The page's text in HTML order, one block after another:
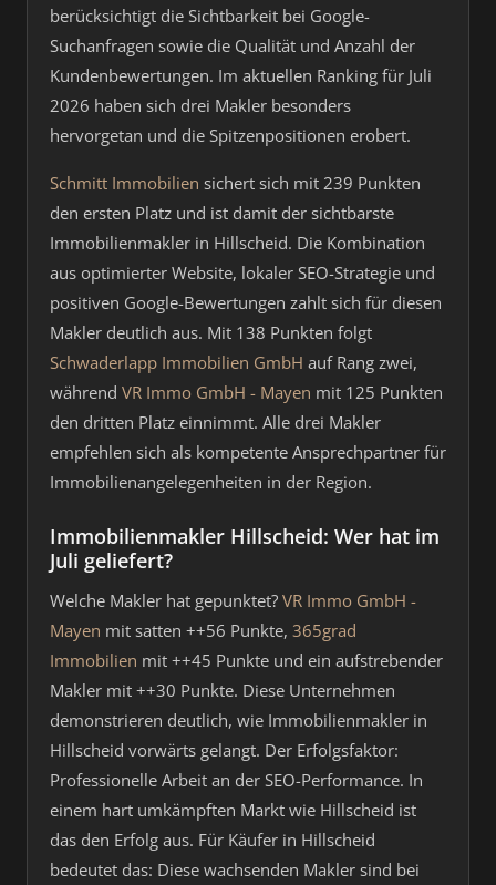
berücksichtigt die Sichtbarkeit bei Google-
Suchanfragen sowie die Qualität und Anzahl der
Kundenbewertungen. Im aktuellen Ranking für Juli
2026 haben sich drei Makler besonders
hervorgetan und die Spitzenpositionen erobert.
Schmitt Immobilien sichert sich mit 239 Punkten
den ersten Platz und ist damit der sichtbarste
Immobilienmakler in Hillscheid. Die Kombination
aus optimierter Website, lokaler SEO-Strategie und
positiven Google-Bewertungen zahlt sich für diesen
Makler deutlich aus. Mit 138 Punkten folgt
Schwaderlapp Immobilien GmbH auf Rang zwei,
während VR Immo GmbH - Mayen mit 125 Punkten
den dritten Platz einnimmt. Alle drei Makler
empfehlen sich als kompetente Ansprechpartner für
Immobilienangelegenheiten in der Region.
Immobilienmakler Hillscheid: Wer hat im
Juli geliefert?
Welche Makler hat gepunktet? VR Immo GmbH -
Mayen mit satten ++56 Punkte, 365grad
Immobilien mit ++45 Punkte und ein aufstrebender
Makler mit ++30 Punkte. Diese Unternehmen
demonstrieren deutlich, wie Immobilienmakler in
Hillscheid vorwärts gelangt. Der Erfolgsfaktor:
Professionelle Arbeit an der SEO-Performance. In
einem hart umkämpften Markt wie Hillscheid ist
das den Erfolg aus. Für Käufer in Hillscheid
bedeutet das: Diese wachsenden Makler sind bei